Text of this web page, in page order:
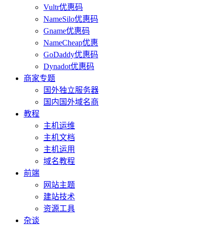
Vultr优惠码
NameSilo优惠码
Gname优惠码
NameCheap优惠
GoDaddy优惠码
Dynadot优惠码
商家专题
国外独立服务器
国内国外域名商
教程
主机运维
主机文档
主机运用
域名教程
前端
网站主题
建站技术
资源工具
杂谈